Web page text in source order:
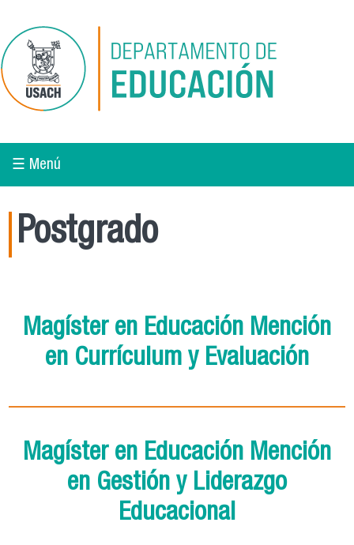
☰ Menú
Postgrado
Magíster en Educación Mención
en Currículum y Evaluación
Magíster en Educación Mención
en Gestión y Liderazgo
Educacional